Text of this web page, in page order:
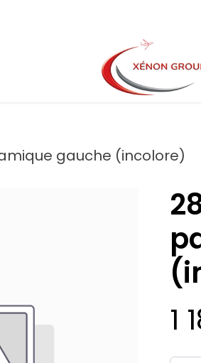
Demande de
gauche (incolore)
1